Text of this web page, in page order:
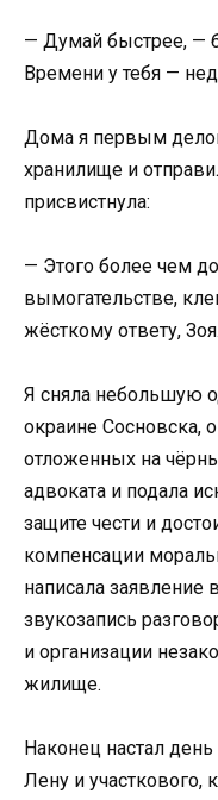
— Думай быстрее, —
Времени у тебя —
Дома я первым
хранилище и
присвистнула:
— Этого более чем
вымогательстве,
жёсткому ответу, Зоя.
Я сняла небольшую
окраине Сосновска,
отложенных на
адвоката и подала
защите чести и
компенсации
написала
звукозапись
и организации
жилище.
Наконец настал
Лену и участкового,